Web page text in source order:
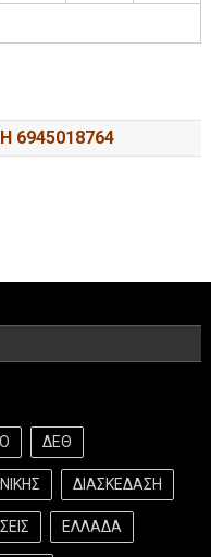
6945018764
ΔΕΘ
ΔΙΑΣΚΕΔΑΣΗ
ΕΛΛΑΔΑ